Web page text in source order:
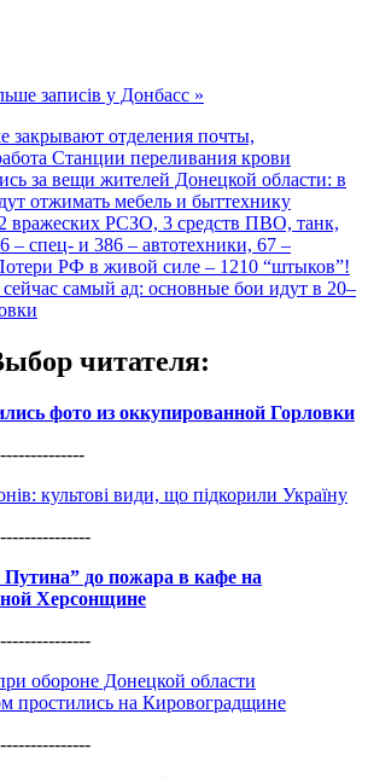
записів у Донбасс »
закрывают отделения почты,
Станции переливания крови
за вещи жителей Донецкой области: в
отжимать мебель и быттехнику
вражеских РСЗО, 3 средств ПВО, танк,
– спец- и 386 – автотехники, 67 –
РФ в живой силе – 1210 “штыков”!
самый ад: основные бои идут в 20–
читателя:
фото из оккупированной Горловки
культові види, що підкорили Україну
до пожара в кафе на
Херсонщине
обороне Донецкой области
простились на Кировоградщине